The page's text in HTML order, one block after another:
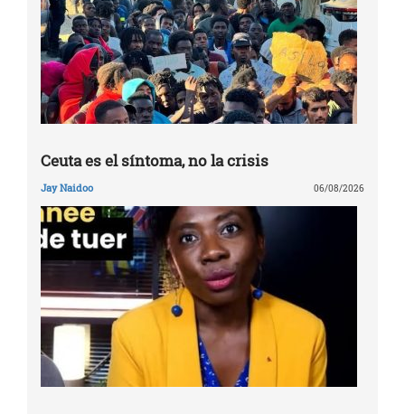
Ceuta es el síntoma, no la crisis
Jay Naidoo 06/08/2026